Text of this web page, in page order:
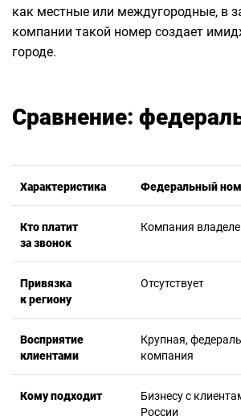
как местные или междугородные, в
компании такой номер создает
городе.
Сравнение:
Характеристика Федеральный
Кто платит
за звонок
Компания
Привязка
к региону
Отсутствует
Восприятие
клиентами
Крупная,
компания
Кому подходит
Бизнесу с
России